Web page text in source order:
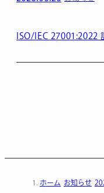
ISO/IEC 27001:2022
ホーム お知らせ